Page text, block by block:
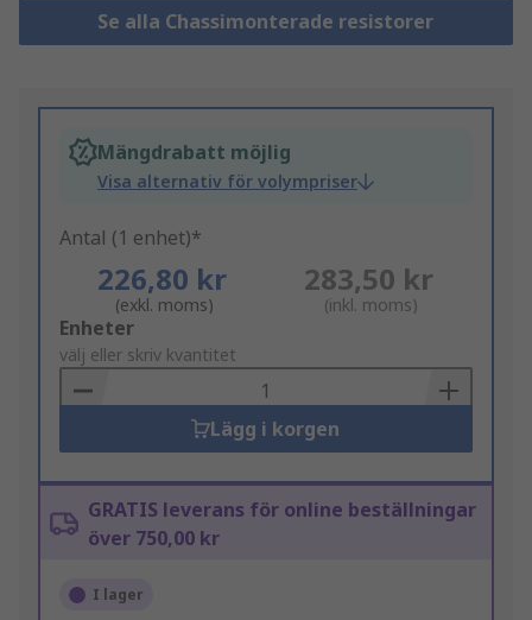
Se alla Chassimonterade resistorer
Mängdrabatt möjlig
Visa alternativ för volympriser
Antal (1 enhet)*
226,80 kr
(exkl. moms)
283,50 kr
(inkl. moms)
Add
to
Basket
Enheter
välj eller skriv kvantitet
Lägg i korgen
GRATIS leverans för online beställningar
över 750,00 kr
I lager